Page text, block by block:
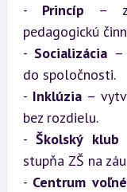
- Princíp –
pedagogickú
- Socializácia
do spoločnosti.
- Inklúzia –
bez rozdielu.
- Školský
stupňa ZŠ na
- Centrum